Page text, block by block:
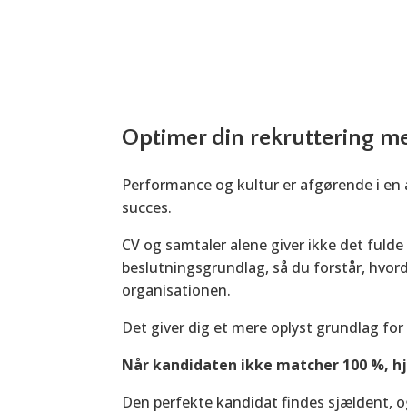
Optimer din rekruttering
Performance og kultur er afgørende i
succes.
CV og samtaler alene giver ikke det
beslutningsgrundlag, så du forstår,
organisationen.
Det giver dig et mere oplyst grundlag
Når kandidaten ikke matcher 100 %,
Den perfekte kandidat findes sjældent,